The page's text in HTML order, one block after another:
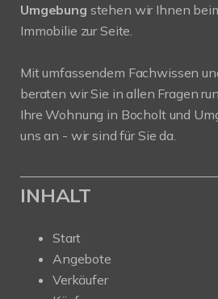
Umgebung stehen wir Ihnen
Immobilie zur Seite.
Mit umfassendem Fachwissen
beraten wir Sie in allen Fragen
Ihre Wohnung in Bocholt und
uns an - wir sind für Sie da.
INHALT
Start
Angebote
Verkäufer